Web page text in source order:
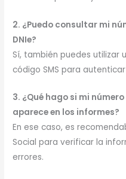
2. ¿Puedo consultar mi
DNIe?
Sí, también puedes utilizar
código SMS para
3. ¿Qué hago si mi
aparece en los informes?
En ese caso, es
Social para verificar la
errores.